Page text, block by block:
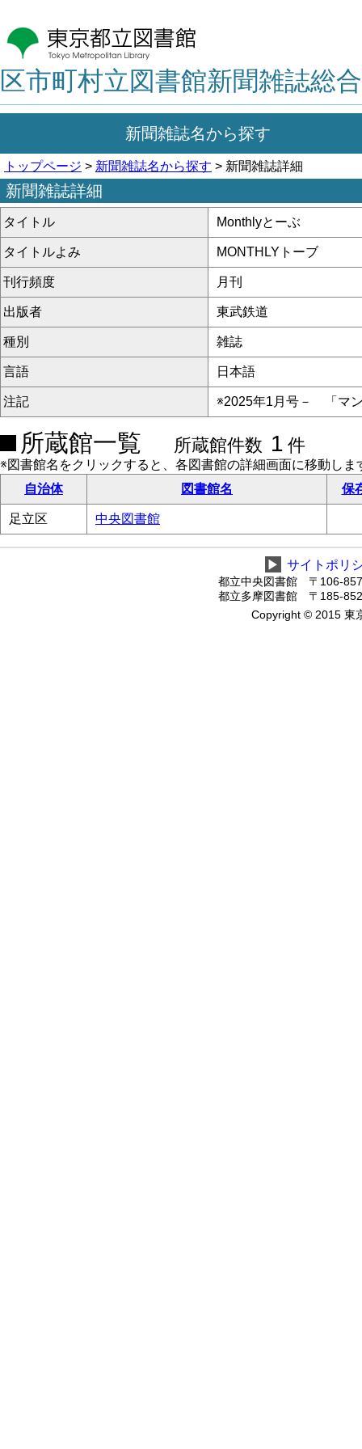
区市町村立図書館新聞雑誌総
新聞雑誌名から探す
トップページ > 新聞雑誌名から探す > 新聞雑誌詳細
新聞雑誌詳細
タイトル Monthlyとーぶ
タイトルよみ MONTHLYトーブ
刊行頻度 月刊
出版者 東武鉄道
種別 雑誌
言語 日本語
注記 ※2025年1月号－ 「マ
所蔵館一覧 所蔵館件数 1 件
※図書館名をクリックすると、各図書館の詳細画面に移動しま
自治体
図書館名 保
足立区 中央図書館
▶ サイトポリ
都立中央図書館 〒106-
都立多摩図書館 〒185-
Copyright © 2015 東